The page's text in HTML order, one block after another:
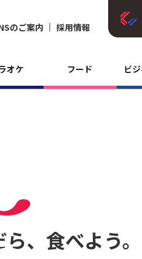
のご案内 採用情報
オケ フード ビ
、食べよう。